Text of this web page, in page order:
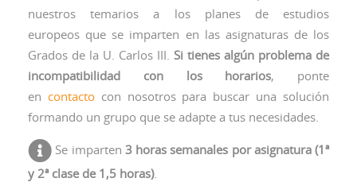
nuestros temarios a los planes de estudios
europeos que se imparten en las asignaturas de los
Grados de la U. Carlos III. Si tienes algún problema de
incompatibilidad con los horarios, ponte
en contactocon nosotros para buscar una solución
formando un grupo que se adapte a tus necesidades.
Se imparten 3 horas semanales por asignatura (1ª
y 2ª clase de 1,5 horas).